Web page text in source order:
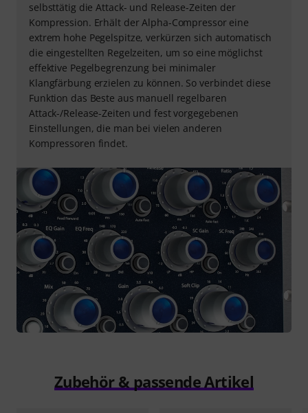
selbsttätig die Attack- und Release-Zeiten der
Kompression. Erhält der Alpha-Compressor eine
extrem hohe Pegelspitze, verkürzen sich automatisch
die eingestellten Regelzeiten, um so eine möglichst
effektive Pegelbegrenzung bei minimaler
Klangfärbung erzielen zu können. So verbindet diese
Funktion das Beste aus manuell regelbaren
Attack-/Release-Zeiten und fest vorgegebenen
Einstellungen, die man bei vielen anderen
Kompressoren findet.
Zubehör & passende Artikel